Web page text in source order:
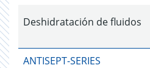
Deshidratación de fluidos
ANTISEPT-SERIES